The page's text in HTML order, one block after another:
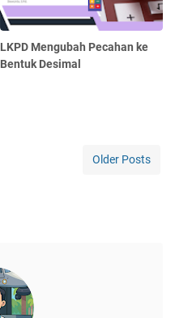
LKPD Mengubah Pecahan ke
Bentuk Desimal
Older Posts